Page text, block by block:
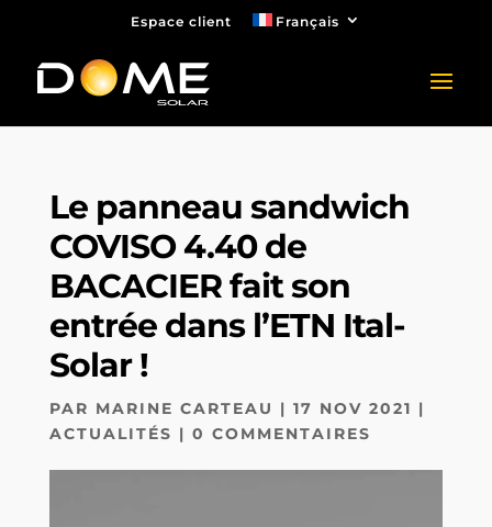
Espace client Français
Le panneau sandwich
COVISO 4.40 de
BACACIER fait son
entrée dans l’ETN Ital-
Solar !
PAR MARINE CARTEAU | 17 NOV 2021 |
ACTUALITÉS | 0 COMMENTAIRES